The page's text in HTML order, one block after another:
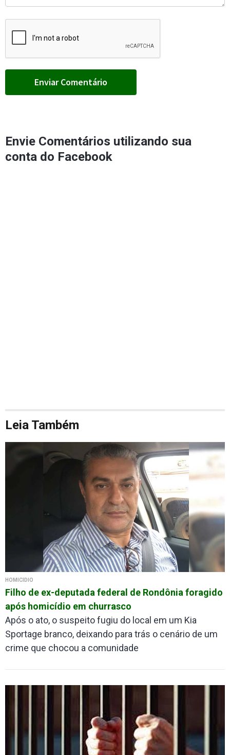
Envie Comentários utilizando sua
conta do Facebook
Leia Também
HOMICÍDIO
Filho de ex-deputada federal de Rondônia foragido
após homicídio em churrasco
Após o ato, o suspeito fugiu do local em um Kia
Sportage branco, deixando para trás o cenário de um
crime que chocou a comunidade